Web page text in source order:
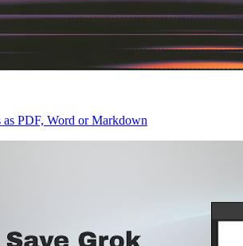
as PDF, Word or Markdown